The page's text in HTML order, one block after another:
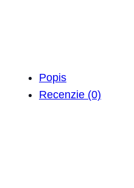
Popis
Recenzie (0)